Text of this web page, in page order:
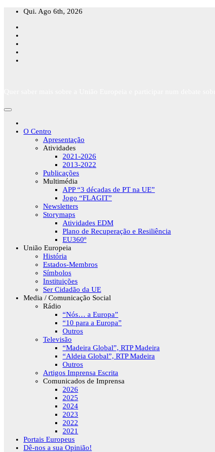
Skip
content
Qui. Ago 6th, 2026
O Centro
Apresentação
Atividades
2021-2026
2013-2022
Publicações
Multimédia
APP “3 décadas de PT na UE”
Jogo “FLAGIT”
Newsletters
Storymaps
Atividades EDM
Plano de Recuperação e Resiliência
EU360º
União Europeia
História
Estados-Membros
Símbolos
Instituições
Ser Cidadão da UE
Media / Comunicação Social
Rádio
“Nós… a Europa”
“10 para a Europa”
Outros
Televisão
“Madeira Global”, RTP Madeira
“Aldeia Global”, RTP Madeira
Outros
Artigos Imprensa Escrita
Comunicados de Imprensa
2026
2025
2024
2023
2022
2021
Portais Europeus
Dê-nos a sua Opinião!